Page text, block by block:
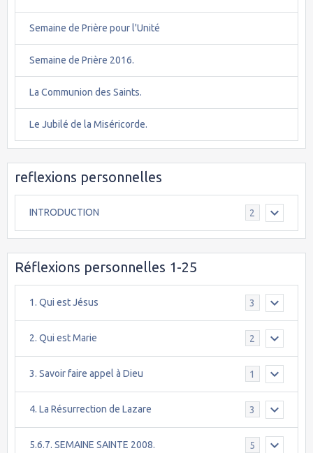
Semaine de Prière pour l'Unité
Semaine de Prière 2016.
La Communion des Saints.
Le Jubilé de la Miséricorde.
reflexions personnelles
INTRODUCTION 2
Réflexions personnelles 1-25
1. Qui est Jésus 3
2. Qui est Marie 2
3. Savoir faire appel à Dieu 1
4. La Résurrection de Lazare 3
5.6.7. SEMAINE SAINTE 2008. 5